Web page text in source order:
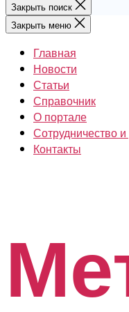
Закрыть поиск
Закрыть меню
Главная
Новости
Статьи
Справочник
О портале
Сотрудничество
Контакты